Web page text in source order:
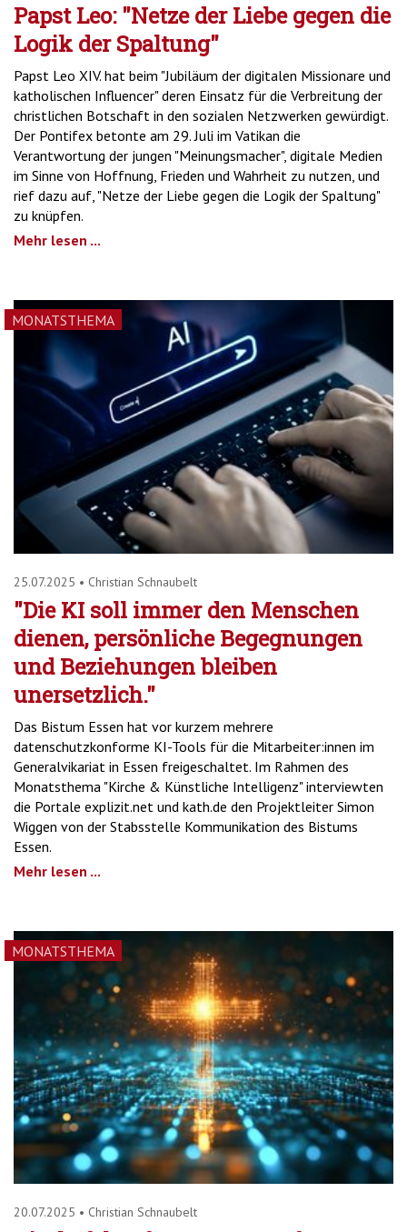
Papst Leo: "Netze der Liebe gegen die
Logik der Spaltung"
Papst Leo XIV. hat beim "Jubiläum der digitalen Missionare und
katholischen Influencer" deren Einsatz für die Verbreitung der
christlichen Botschaft in den sozialen Netzwerken gewürdigt.
Der Pontifex betonte am 29. Juli im Vatikan die
Verantwortung der jungen "Meinungsmacher", digitale Medien
im Sinne von Hoffnung, Frieden und Wahrheit zu nutzen, und
rief dazu auf, "Netze der Liebe gegen die Logik der Spaltung"
zu knüpfen.
Mehr lesen ...
MONATSTHEMA
25.07.2025 • Christian Schnaubelt
"Die KI soll immer den Menschen
dienen, persönliche Begegnungen
und Beziehungen bleiben
unersetzlich."
Das Bistum Essen hat vor kurzem mehrere
datenschutzkonforme KI-Tools für die Mitarbeiter:innen im
Generalvikariat in Essen freigeschaltet. Im Rahmen des
Monatsthema "Kirche & Künstliche Intelligenz" interviewten
die Portale explizit.net und kath.de den Projektleiter Simon
Wiggen von der Stabsstelle Kommunikation des Bistums
Essen.
Mehr lesen ...
MONATSTHEMA
20.07.2025 • Christian Schnaubelt